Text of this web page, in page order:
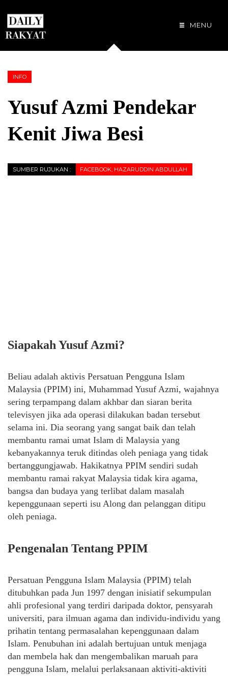
MENU
INFO
Yusuf Azmi Pendekar
Kenit Jiwa Besi
SUMBER RUJUKAN : FACEBOOK, HAZARUDDIN ABDULLAH
Siapakah Yusuf Azmi?
Beliau adalah aktivis Persatuan Pengguna Islam
Malaysia (PPIM) ini, Muhammad Yusuf Azmi, wajahnya
sering terpampang dalam akhbar dan siaran berita
televisyen jika ada operasi dilakukan badan tersebut
selama ini. Dia seorang yang sangat baik dan telah
membantu ramai umat Islam di Malaysia yang
kebanyakannya teruk ditindas oleh peniaga yang tidak
bertanggungjawab. Hakikatnya PPIM sendiri sudah
membantu ramai rakyat Malaysia tidak kira agama,
bangsa dan budaya yang terlibat dalam masalah
kepenggunaan seperti isu Along dan pelanggan ditipu
oleh peniaga.
Pengenalan Tentang PPIM
Persatuan Pengguna Islam Malaysia (PPIM) telah
ditubuhkan pada Jun 1997 dengan inisiatif sekumpulan
ahli profesional yang terdiri daripada doktor, pensyarah
universiti, para ilmuan agama dan individu-individu yang
prihatin tentang permasalahan kepenggunaan dalam
Islam. Penubuhan ini adalah bertujuan untuk menjaga
dan membela hak dan mengembalikan maruah para
pengguna Islam, melalui perlaksanaan aktiviti-aktiviti